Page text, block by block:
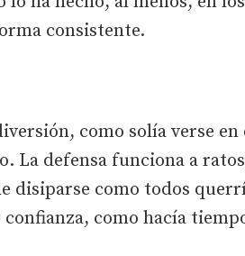
consistente.
como solía verse
La defensa funciona a
disiparse como todos
como hacía